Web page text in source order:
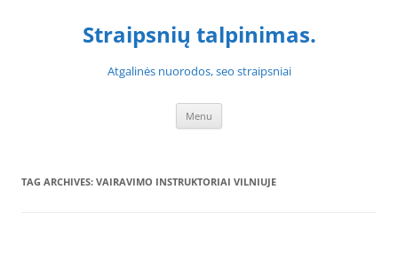
Straipsnių talpinimas.
Atgalinės nuorodos, seo straipsniai
Menu
TAG ARCHIVES: VAIRAVIMO INSTRUKTORIAI VILNIUJE